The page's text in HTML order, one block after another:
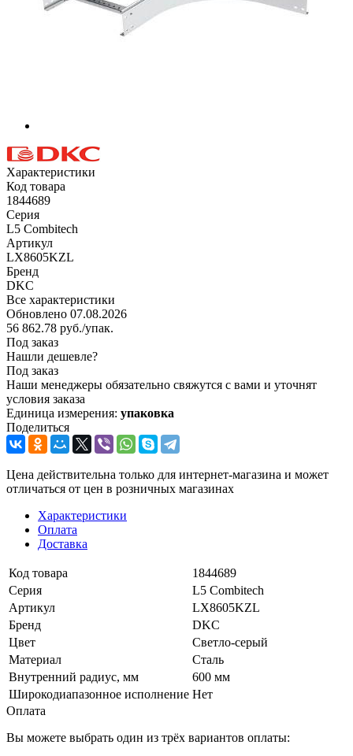
Характеристики
Код товара
1844689
Серия
L5 Combitech
Артикул
LX8605KZL
Бренд
DKC
Все характеристики
Обновлено 07.08.2026
56 862.78 руб./упак.
Под заказ
Нашли дешевле?
Под заказ
Наши менеджеры обязательно свяжутся с вами и уточнят
условия заказа
Единица измерения: упаковка
Поделиться
Цена действительна только для интернет-магазина и может
отличаться от цен в розничных магазинах
Характеристики
Оплата
Доставка
Код товара
1844689
Серия
L5 Combitech
Артикул
LX8605KZL
Бренд
DKC
Цвет
Светло-серый
Материал
Сталь
Внутренний радиус, мм
600 мм
Широкодиапазонное исполнение Нет
Оплата
Вы можете выбрать один из трёх вариантов оплаты: